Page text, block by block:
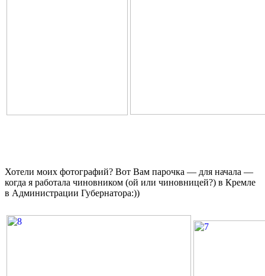
Хотели моих фотографий? Вот Вам парочка — для начала —
когда я работала чиновником (ой или чиновницей?) в Кремле
в Администрации Губернатора:))